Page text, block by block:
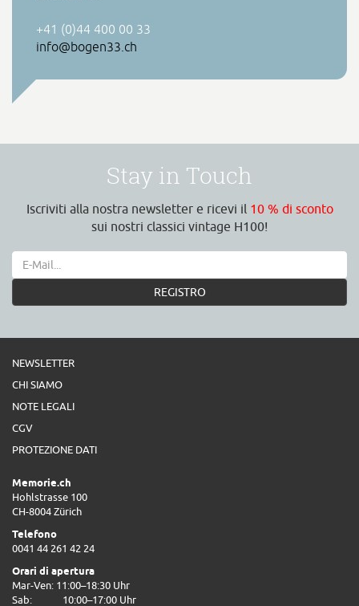
+41 (0)44 400 00 33
info@bogen33.ch
Stay in Touch
Iscriviti alla nostra newsletter e ricevi il 10 % di sconto
sui nostri classici vintage H100!
REGISTRO
NEWSLETTER
CHI SIAMO
NOTE LEGALI
CGV
PROTEZIONE DATI
Memorie.ch
Hohlstrasse 100
CH-8004 Zürich
Telefono
0041 44 261 42 24
Orari di apertura
Mar-Ven: 11:00–18:30 Uhr
Sab:
10:00–17:00 Uhr